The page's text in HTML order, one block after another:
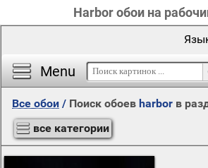
Harbor обои на
Menu
Все обои / Поиск обоев harbor в
все категории